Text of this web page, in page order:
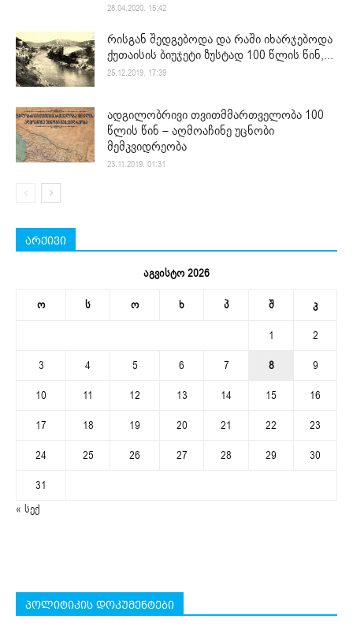
28.04.2020. 15:42
რისგან შედგებოდა და რაში იხარჯებოდა
ქუთაისის ბიუჯეტი ზუსტად 100 წლის წინ,...
25.12.2019. 17:39
ადგილობრივი თვითმმართველობა 100
წლის წინ – აღმოაჩინე უცნობი
მემკვიდრეობა
23.11.2019. 01:31
არქივი
აგვისტო 2026
ო ს ო ხ პ შ კ
1
2
3
4 5 6 7 8
9
10
11 12 13 14 15
16
17
18 19 20 21 22
23
24
25 26 27 28 29
30
31
« სექ
პოლიტიკის დოკუმენტები